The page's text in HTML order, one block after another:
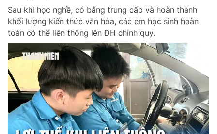
Sau khi học nghề, có bằng trung cấp và hoàn thành
khối lượng kiến thức văn hóa, các em học sinh hoàn
toàn có thể liên thông lên ĐH chính quy.